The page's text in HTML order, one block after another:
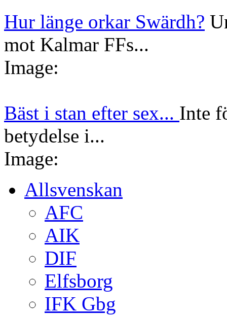
Hur länge orkar Swärdh?
mot Kalmar FFs...
Image:
Bäst i stan efter sex... Inte
betydelse i...
Image:
Allsvenskan
AFC
AIK
DIF
Elfsborg
IFK Gbg